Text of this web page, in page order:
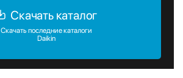
Скачать каталог
Скачать последние каталоги
Daikin